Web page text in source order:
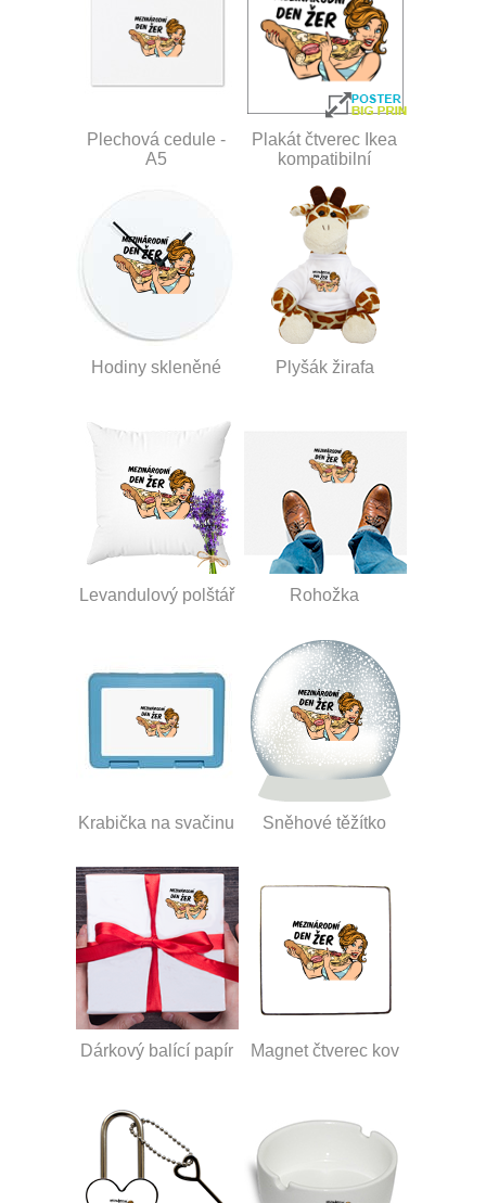
Plechová cedule -
A5
Plakát čtverec Ikea
kompatibilní
Hodiny skleněné Plyšák žirafa
Levandulový polštář Rohožka
Krabička na svačinu Sněhové těžítko
Dárkový balící papír Magnet čtverec kov